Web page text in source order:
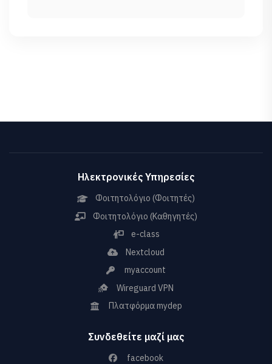
Ηλεκτρονικές Υπηρεσίες
Φοιτητολόγιο (Φοιτητές)
Φοιτητολόγιο (Καθηγητές)
e-class
Nextcloud
myaccount
Wireguard VPN
Πλατφόρμα mydep
Συνδεθείτε μαζί μας
facebook